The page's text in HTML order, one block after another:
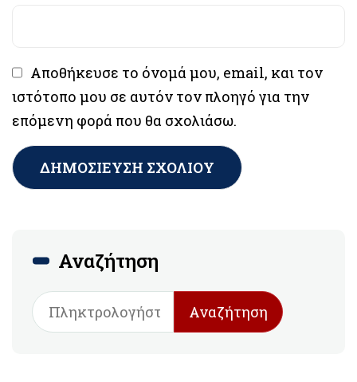
Αποθήκευσε το όνομά μου, email, και τον
ιστότοπο μου σε αυτόν τον πλοηγό για την
επόμενη φορά που θα σχολιάσω.
Αναζήτηση
Αναζήτηση